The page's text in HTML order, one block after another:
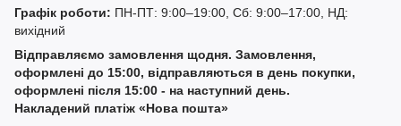
Графік роботи: ПН-ПТ: 9:00–19:00, Сб: 9:00–17:00, НД:
вихідний
Відправляємо замовлення щодня. Замовлення,
оформлені до 15:00, відправляються в день покупки,
оформлені після 15:00 - на наступний день.
Накладений платіж «Нова пошта»